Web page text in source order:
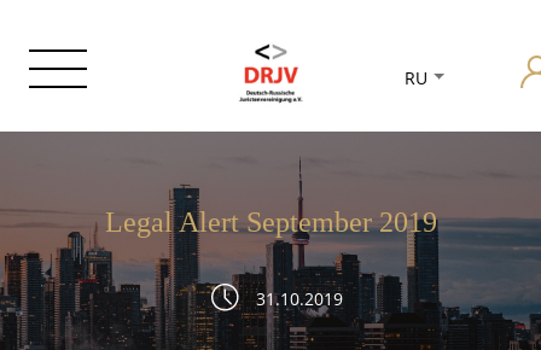
RU
Legal Alert September 2019
31.10.2019